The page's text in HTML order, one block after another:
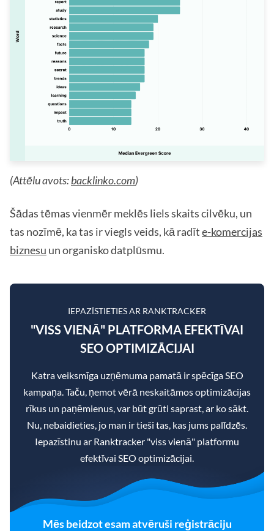
(Attēlu avots:backlinko.com)
Šādas tēmas vienmēr meklēs liels skaits cilvēku, un
tas nozīmē, ka tas ir viegls veids, kā radīte-komercijas
biznesu un organisko datplūsmu.
IEPAZĪSTIETIES AR RANKTRACKER
"VISS VIENĀ" PLATFORMA EFEKTĪVAI
SEO OPTIMIZĀCIJAI
Katra veiksmīga uzņēmuma pamatā ir spēcīga SEO
kampaņa. Taču, ņemot vērā neskaitāmos optimizācijas
rīkus un paņēmienus, var būt grūti saprast, ar ko sākt.
Nu, nebaidieties, jo man ir tieši tas, kas jums palīdzēs.
Iepazīstinu ar Ranktracker "viss vienā" platformu
efektīvai SEO optimizācijai.
Mēs beidzot esam atvēruši reģistrāciju